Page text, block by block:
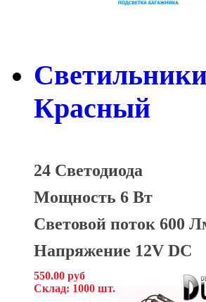
Красный
24 Светодиода
Мощность 6 Вт
Световой поток 600
Напряжение 12V DC
550.00 руб
Склад: 1000 шт.